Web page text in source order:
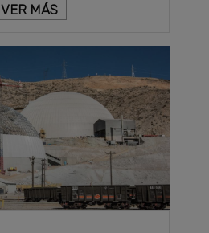
VER MÁS